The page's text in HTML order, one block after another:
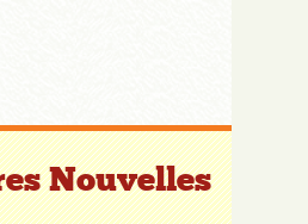
Nouvelles